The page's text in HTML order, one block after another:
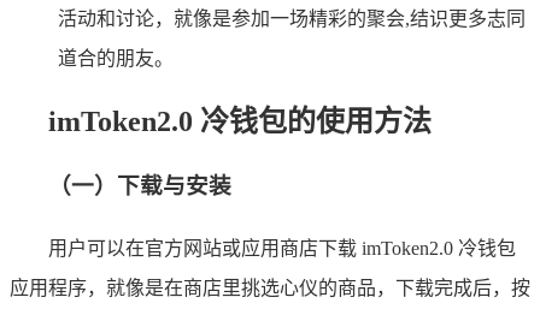
活动和讨论，就像是参加一场精彩的聚会,结识更多志同
道合的朋友。
imToken2.0 冷钱包的使用方法
（一）下载与安装
用户可以在官方网站或应用商店下载 imToken2.0 冷钱包
应用程序，就像是在商店里挑选心仪的商品，下载完成后，按